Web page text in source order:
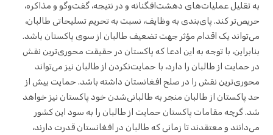
به تقلیل عملیات‌های دهشت‌افگنانه و در نتیجه، گفت‌وگو و مذاکره،
حریص‌تر کند. پای‌بندی به وظایف، نسبت به تحریم تسلیحاتی طالبان،
می‌تواند یک اقدام مؤثر جهت تضعیف طالبان از سوی پاکستان باشد.
بنابراین، با توجه به این ادعا که پاکستان در حقیقت محوری‌ترین نقش
در حمایت از طالبان را دارد، با حمایت‌نکردن از طالبان نیز می‌تواند
محوری‌ترین نقش را در صلح افغانستان داشته باشد. حمایت بیش از
حد پاکستان از طالبان منجر به طالبانی‌شدن خود پاکستان نیز خواهد
شد. گرچه مقامات پاکستان حمایت از طالبان را به سود این کشور
می‌دانند و معتقدند تا زمانی که طالبان در افغانستان قدرت دارند،